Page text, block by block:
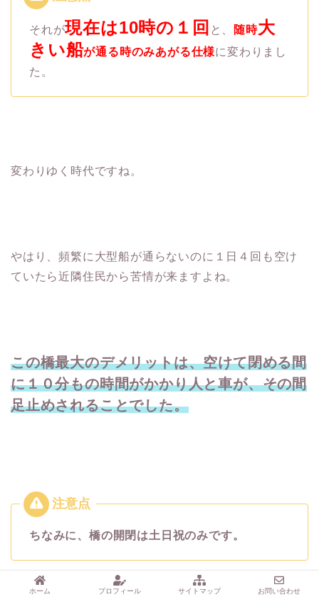
それが現在は10時の１回 と、 随時大
きい船が通る時のみあがる仕様に変わりまし
た。
変わりゆく時代ですね。
やはり、頻繁に大型船が通らないのに１日４回も空け
ていたら近隣住民から苦情が来ますよね。
この橋最大のデメリットは、空けて閉める間
に１０分もの時間がかかり人と車が、その間
足止めされることでした。
ちなみに、橋の開閉は土日祝のみです。
ホーム プロフィール サイトマップ お問い合わせ